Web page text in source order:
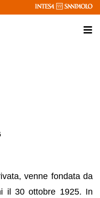
venne fondata da
il 30 ottobre 1925. In